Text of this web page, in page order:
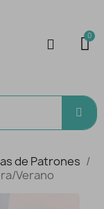
de Patrones
Verano